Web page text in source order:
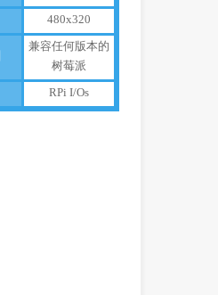
480x320
兼容任何版本的
树莓派
RPi I/Os